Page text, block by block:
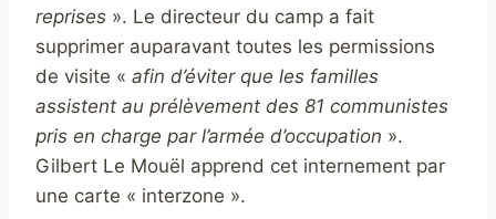
reprises ». Le directeur du camp a fait
supprimer auparavant toutes les permissions
de visite « afin d’éviter que les familles
assistent au prélèvement des 81 communistes
pris en charge par l’armée d’occupation ».
Gilbert Le Mouël apprend cet internement par
une carte « interzone ».